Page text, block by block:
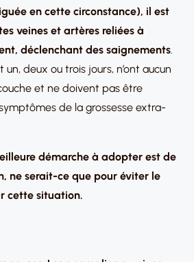
en cette circonstance), il est
veines et artères reliées à
déclenchant des saignements.
deux ou trois jours, n’ont aucun
et ne doivent pas être
de la grossesse extra-
démarche à adopter est de
ne serait-ce que pour éviter le
cette situation.